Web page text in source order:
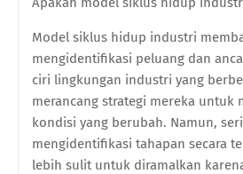
Model siklus hidup industri
mengidentifikasi peluang dan
ciri lingkungan industri yang
merancang strategi mereka untuk
kondisi yang berubah. Namun,
mengidentifikasi tahapan secara
lebih sulit untuk diramalkan